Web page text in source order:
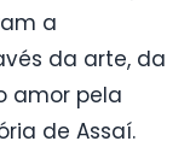
a
da arte, da
amor pela
de Assaí.